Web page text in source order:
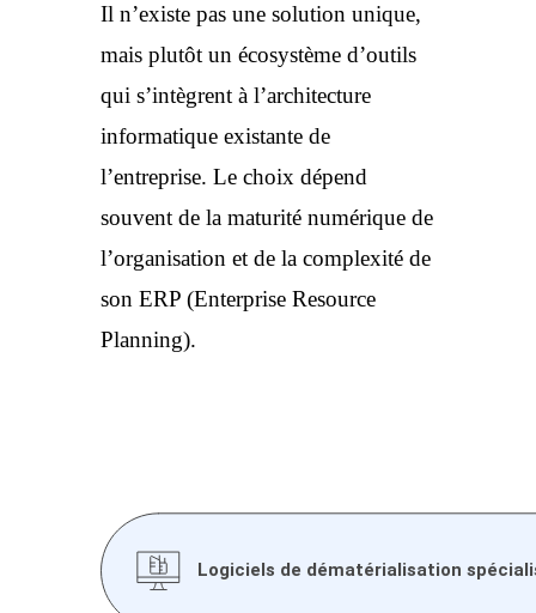
Il n’existe pas une solution unique,
mais plutôt un écosystème d’outils
qui s’intègrent à l’architecture
informatique existante de
l’entreprise. Le choix dépend
souvent de la maturité numérique de
l’organisation et de la complexité de
son ERP (Enterprise Resource
Planning).